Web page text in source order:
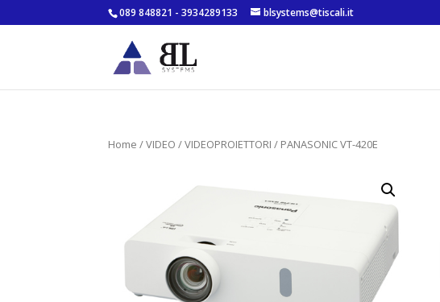
089 848821 - 3934289133 blsystems@tiscali.it
Home /VIDEO /VIDEOPROIETTORI / PANASONIC VT-420E